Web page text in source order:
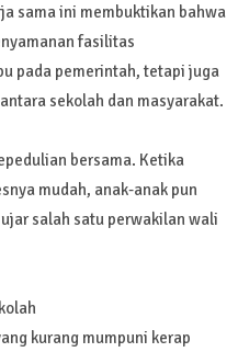
sama ini membuktikan bahwa
fasilitas
pada pemerintah, tetapi juga
sekolah dan masyarakat.
bersama. Ketika
mudah, anak-anak pun
salah satu perwakilan wali
kurang mumpuni kerap